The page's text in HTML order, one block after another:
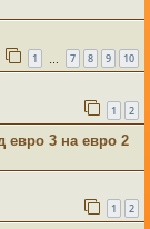
1 7 8 9 10
1 2
евро 3 на евро 2
1 2